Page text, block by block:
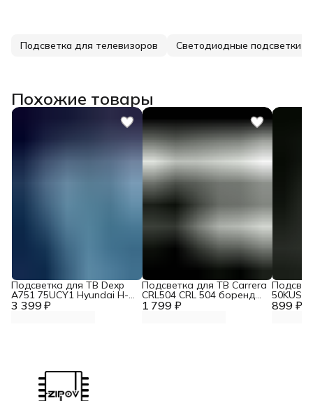
Подсветка для телевизоров Светодиодные подсветки
Похожие товары
3 399 ₽
Подсветка для ТВ Dexp
A751 75UCY1 Hyundai H-
LED75BU7006 Zipov 1 799 ₽
Подсветка для ТВ Carrera
CRL504 CRL 504 боренд
Zipov 899 ₽